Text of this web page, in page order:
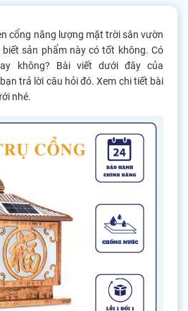
cổng năng lượng mặt trời sân vườn
sản phẩm này có tốt không. Có
không? Bài viết dưới đây của
trả lời câu hỏi đó. Xem chi tiết bài
nhé.